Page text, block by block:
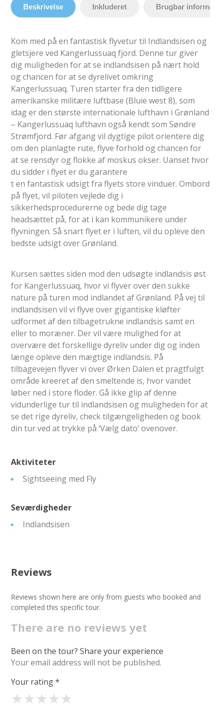
Beskrivelse Inkluderet Brugbar
Kom med på en fantastisk flyvetur til Indlandsisen og
gletsjere ved Kangerlussuaq fjord. Denne tur giver
dig muligheden for at se indlandsisen på nært hold
og chancen for at se dyrelivet omkring
Kangerlussuaq. Turen starter fra den tidligere
amerikanske militære luftbase (Bluie west 8), som
idag er den største internationale lufthavn i Grønland
– Kangerlussuaq lufthavn også kendt som Søndre
Strømfjord. Før afgang vil dygtige pilot orientere dig
om den planlagte rute, flyve forhold og chancen for
at se rensdyr og flokke af moskus okser. Uanset hvor
du sidder i flyet er du garantere
t en fantastisk udsigt fra flyets store vinduer. Ombord
på flyet, vil piloten vejlede dig i
sikkerhedsprocedurerne og bede dig tage
headsættet på, for at i kan kommunikere under
flyvningen. Så snart flyet er i luften, vil du opleve den
bedste udsigt over Grønland.
Kursen sættes siden mod den udsøgte indlandsis øst
for Kangerlussuaq, hvor vi flyver over den sukke
nature på turen mod indlandet af Grønland. På vej til
indlandsisen vil vi flyve over gigantiske kløfter
udformet af den tilbagetrukne indlandsis samt en
eller to moræner. Der vil være mulighed for at
overvære det forskellige dyreliv under dig og inden
længe opleve den mægtige indlandsis. På
tilbagevejen flyver vi over Ørken Dalen et pragtfulgt
område kreeret af den smeltende is, hvor vandet
løber ned i store floder. Gå ikke glip af denne
vidunderlige tur til indlandsisen og muligheden for at
se det rige dyreliv, check tilgængeligheden og book
din tur ved at trykke på ‘Vælg dato’ ovenover.
Aktiviteter
Sightseeing med Fly
Seværdigheder
Indlandsisen
Reviews
Reviews shown here are only from guests who booked and
completed this specific tour.
There are no reviews yet
Been on the tour? Share your experience
Your email address will not be published.
Your rating*
★
★
★
★
★